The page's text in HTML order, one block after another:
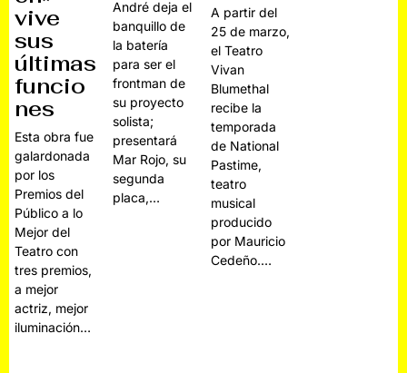
vive
sus
últimas
funcio
nes
Esta obra fue
galardonada
por los
Premios del
Público a lo
Mejor del
Teatro con
tres premios,
a mejor
actriz, mejor
iluminación…
André deja el
banquillo de
la batería
para ser el
frontman de
su proyecto
solista;
presentará
Mar Rojo, su
segunda
placa,…
A partir del
25 de marzo,
el Teatro
Vivan
Blumethal
recibe la
temporada
de National
Pastime,
teatro
musical
producido
por Mauricio
Cedeño.…